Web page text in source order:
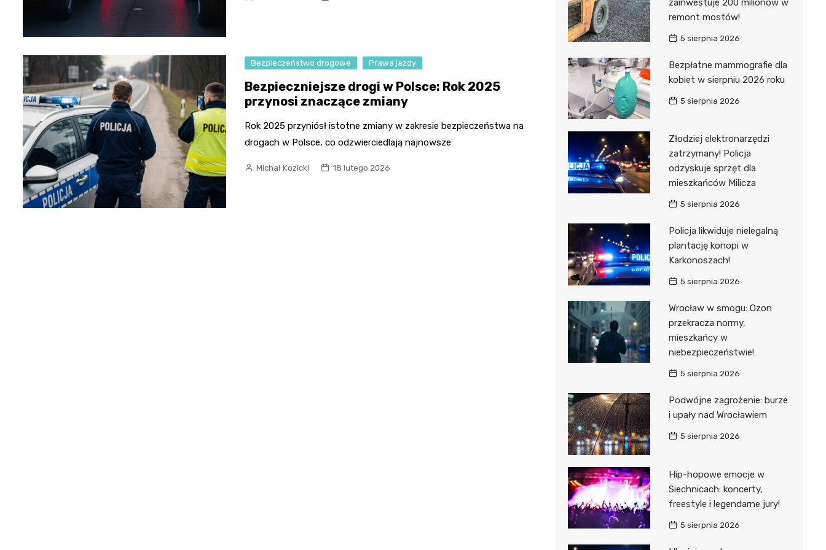
Bezpieczeństwo drogowe Prawa jazdy
Bezpieczniejsze drogi w Polsce: Rok 2025
przynosi znaczące zmiany
Rok 2025 przyniósł istotne zmiany w zakresie bezpieczeństwa na
drogach w Polsce, co odzwierciedlają najnowsze
Michał Kozicki 18 lutego 2026
zainwestuje 200 milionów w
remont mostów!
5 sierpnia 2026
Bezpłatne mammografie dla
kobiet w sierpniu 2026 roku
5 sierpnia 2026
Złodziej elektronarzędzi
zatrzymany! Policja
odzyskuje sprzęt dla
mieszkańców Milicza
5 sierpnia 2026
Policja likwiduje nielegalną
plantację konopi w
Karkonoszach!
5 sierpnia 2026
Wrocław w smogu: Ozon
przekracza normy,
mieszkańcy w
niebezpieczeństwie!
5 sierpnia 2026
Podwójne zagrożenie: burze
i upały nad Wrocławiem
5 sierpnia 2026
Hip-hopowe emocje w
Siechnicach: koncerty,
freestyle i legendarne jury!
5 sierpnia 2026